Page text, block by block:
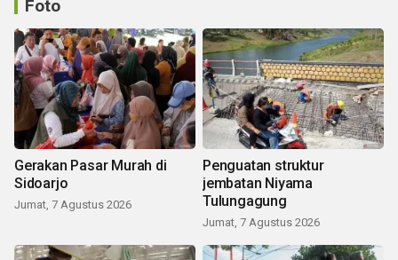
Foto
Gerakan Pasar Murah di
Sidoarjo
Jumat, 7 Agustus 2026
Penguatan struktur
jembatan Niyama
Tulungagung
Jumat, 7 Agustus 2026